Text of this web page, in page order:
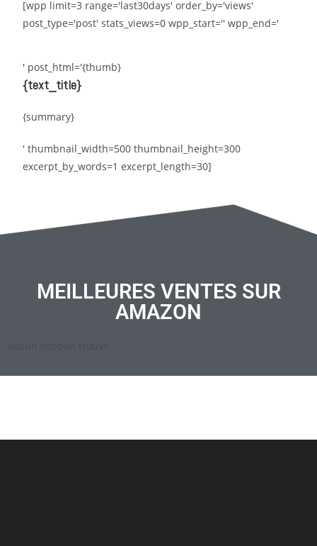
[wpp limit=3 range='last30days' order_by='views'
post_type='post' stats_views=0 wpp_start='' wpp_end='
' post_html='{thumb}
{text_title}
{summary}
' thumbnail_width=500 thumbnail_height=300
excerpt_by_words=1 excerpt_length=30]
MEILLEURES VENTES SUR
AMAZON